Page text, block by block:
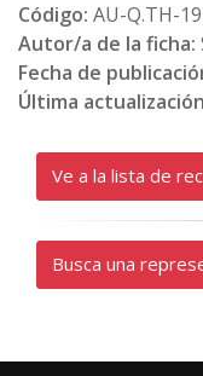
Código: AU-Q.TH-19
Autor/a de la ficha:
Fecha de
Última
Ve a la lista de
Busca una